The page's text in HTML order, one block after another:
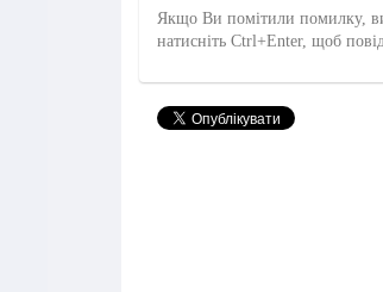
Якщо Ви помітили помилку,
натисніть Ctrl+Enter, щоб